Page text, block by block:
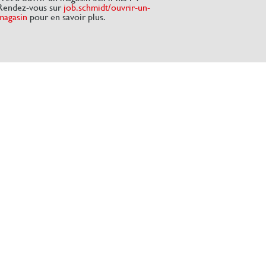
vous sur job.schmidt/ouvrir-un-
pour en savoir plus.
Personnalisez vos préférences pour